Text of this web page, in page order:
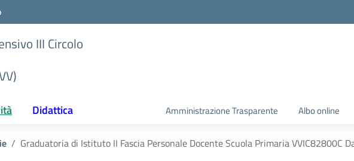
III Circolo
Didattica Amministrazione Trasparente Albo online
Graduatoria di Istituto II Fascia Personale Docente Scuola Primaria